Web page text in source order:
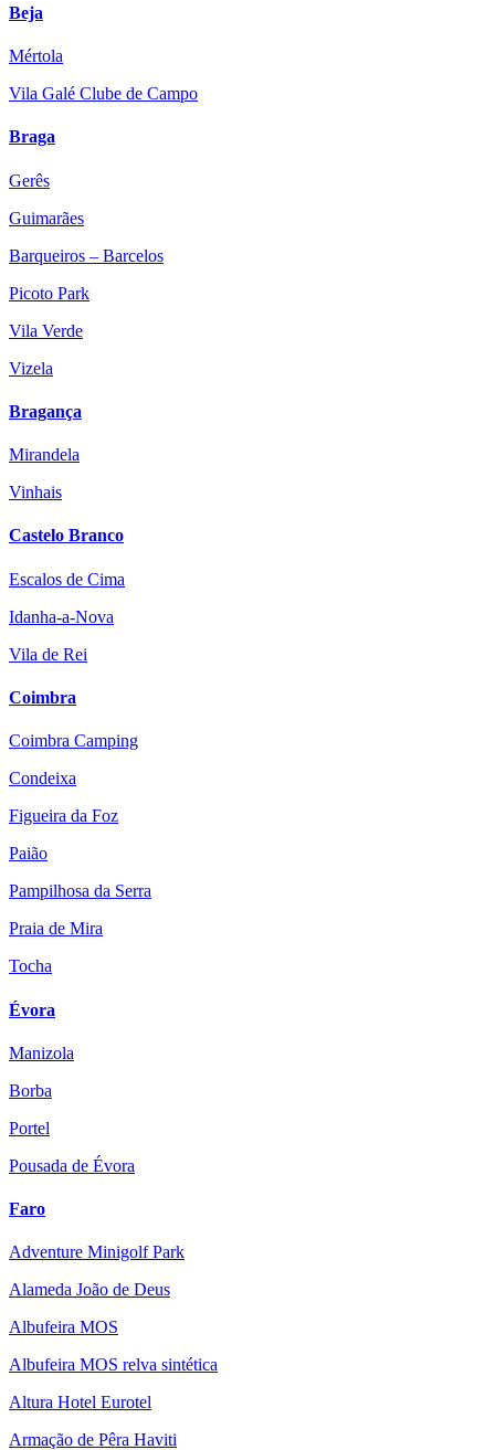
Beja
Mértola
Vila Galé Clube de Campo
Braga
Gerês
Guimarães
Barqueiros – Barcelos
Picoto Park
Vila Verde
Vizela
Bragança
Mirandela
Vinhais
Castelo Branco
Escalos de Cima
Idanha-a-Nova
Vila de Rei
Coimbra
Coimbra Camping
Condeixa
Figueira da Foz
Paião
Pampilhosa da Serra
Praia de Mira
Tocha
Évora
Manizola
Borba
Portel
Pousada de Évora
Faro
Adventure Minigolf Park
Alameda João de Deus
Albufeira MOS
Albufeira MOS relva sintética
Altura Hotel Eurotel
Armação de Pêra Haviti